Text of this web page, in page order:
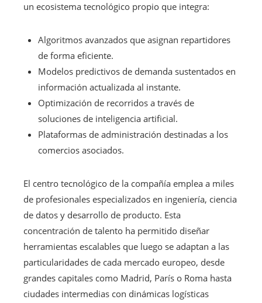
un ecosistema tecnológico propio que integra:
Algoritmos avanzados que asignan repartidores
de forma eficiente.
Modelos predictivos de demanda sustentados en
información actualizada al instante.
Optimización de recorridos a través de
soluciones de inteligencia artificial.
Plataformas de administración destinadas a los
comercios asociados.
El centro tecnológico de la compañía emplea a miles
de profesionales especializados en ingeniería, ciencia
de datos y desarrollo de producto. Esta
concentración de talento ha permitido diseñar
herramientas escalables que luego se adaptan a las
particularidades de cada mercado europeo, desde
grandes capitales como Madrid, París o Roma hasta
ciudades intermedias con dinámicas logísticas